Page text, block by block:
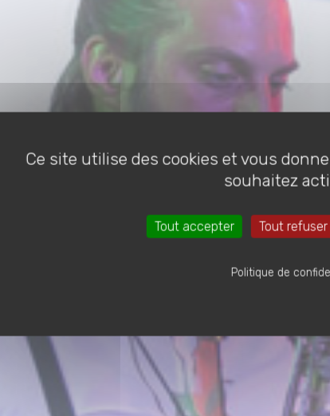
Ce site utilise des cookies et vous
souhaitez
Tout accepter Tout refuser
Politique de